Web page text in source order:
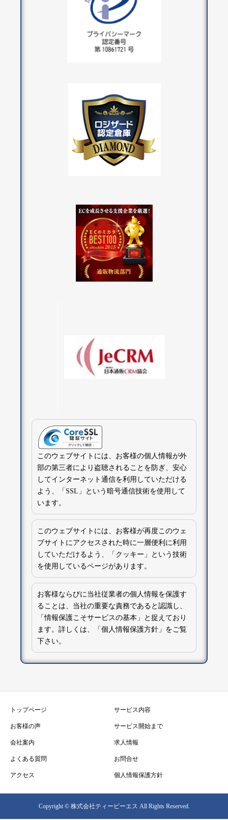
このウェブサイトには、お客様の個人情報が外
部の第三者により盗聴されることを防ぎ、安心
してインターネット通信を利用していただける
よう、「SSL」という暗号通信技術を使用して
います。
このウェブサイトには、お客様が再度このウェ
ブサイトにアクセスされた時に一層便利に利用
していただけるよう、「クッキー」という技術
を使用しているページがあります。
お客様ならびに当社従業者の個人情報を保護す
ることは、当社の重要な責務であると認識し、
「情報保護こそサービスの基本」と捉えており
ます。詳しくは、「 個人情報保護方針 」をご覧
下さい。
トップページ サービス内容
お客様の声 サービス開始まで
会社案内 求人情報
よくある質問 お問合せ
アクセス 個人情報保護方針
Copyright © 株式会社ティービーエス All Rights Reserved.